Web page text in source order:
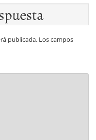
publicada. Los campos